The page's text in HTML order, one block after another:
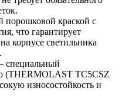
порошковой краской с
что гарантирует
корпусе светильника
специальный
(THERMOLAST TC5CSZ
износостойкость и